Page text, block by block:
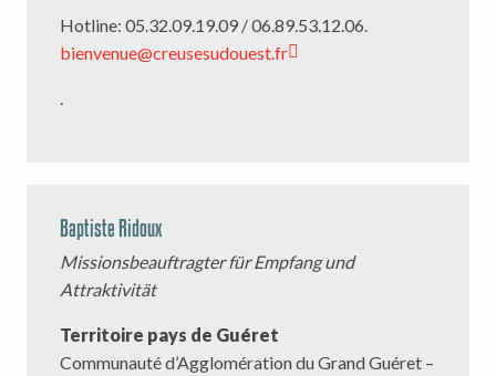
Hotline: 05.32.09.19.09 / 06.89.53.12.06.
bienvenue@creusesudouest.fr
.
Baptiste Ridoux
Missionsbeauftragter für Empfang und
Attraktivität
Territoire pays de Guéret
Communauté d’Agglomération du Grand Guéret –